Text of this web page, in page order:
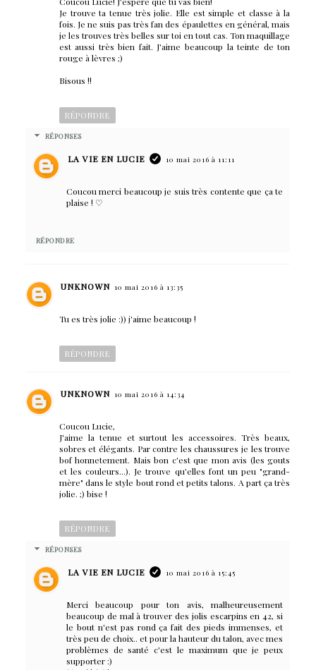
Je trouve ta tenue très jolie. Elle est simple et classe à la
fois. Je ne suis pas très fan des épaulettes en général, mais
je les trouves très belles sur toi en tout cas. Ton maquillage
est aussi très bien fait. J'aime beaucoup la teinte de ton
rouge à lèvres ;)
Bisous !!
RÉPONDRE
RÉPONSES
LA VIE EN LUCIE 10 mai 2016 à 11:11
Coucou merci beaucoup je suis très contente que ça te
plaise ! ♡
RÉPONDRE
UNKNOWN 10 mai 2016 à 13:35
Tu es très jolie :)) j'aime beaucoup !
RÉPONDRE
UNKNOWN 10 mai 2016 à 14:34
Coucou Lucie,
J'aime la tenue et surtout les accessoires. Très beaux,
sobres et élégants. Par contre les chaussures je les trouve
bof honnetement. Mais bon c'est que mon avis (les gouts
et les couleurs...). Je trouve qu'elles font un peu "grand-
mère" dans le style bout rond et petits talons. A part ça très
jolie. ;) bise !
RÉPONDRE
RÉPONSES
LA VIE EN LUCIE 10 mai 2016 à 15:45
Merci beaucoup pour ton avis, malheureusement
beaucoup de mal à trouver des jolis escarpins en 42, si
le bout n'est pas rond ça fait des pieds immenses, et
très peu de choix.. et pour la hauteur du talon, avec mes
problèmes de santé c'est le maximum que je peux
supporter :)